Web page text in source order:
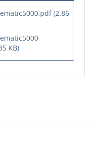
(2.86
KB)